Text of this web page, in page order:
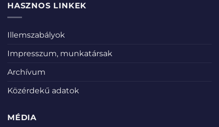
HASZNOS LINKEK
Illemszabályok
Impresszum, munkatársak
Archívum
Közérdekű adatok
MÉDIA